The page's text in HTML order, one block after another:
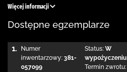
Więcej informacji
Dostępne egzemplarze
1.
Numer
inwentarzowy: 381-
057099
Status: W
wypożyczeniu
Termin zwrotu: